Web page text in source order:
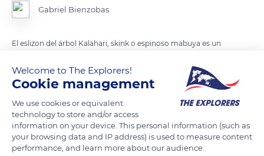
Gabriel Bienzobas
El eslizon del árbol Kalahari, skink o espinoso mabuya es un
África, incluyendo Namibia, Sudáfrica, el oeste de Botswana y
el sur de Angola.
Los eslizones del árbol de Kalahari se encuentra en los árboles
donde anidan los pájaros tejedores sociales. Su número suele
ser alto en este tipo de árboles donde existen tales colonias de
aves, y son una de las presas favoritas del halcón pigmeo, que
Welcome to The Explorers!
Cookie management
We use cookies or equivalent
technology to store and/or access
information on your device. This personal information (such as
your browsing data and IP address) is used to measure content
performance, and learn more about our audience.